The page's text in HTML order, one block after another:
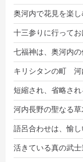
奥河内で花見を楽し
十三参りに行って
七福神は、奥河内の
キリシタンの町
短縮され、省略さ
河内長野の聖なる草
語呂合わせは、愉し
活きている真の武士